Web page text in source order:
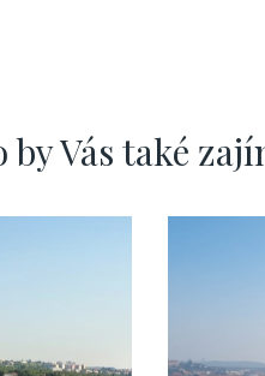
by Vás také